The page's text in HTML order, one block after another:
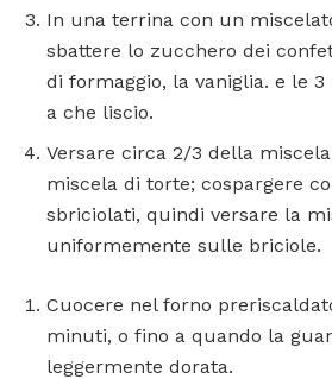
In una terrina con un
sbattere lo zucchero dei
di formaggio, la vaniglia. e le
a che liscio.
Versare circa 2/3 della
miscela di torte; cospargere
sbriciolati, quindi versare la
uniformemente sulle briciole.
Cuocere nel forno
minuti, o fino a quando la
leggermente dorata.